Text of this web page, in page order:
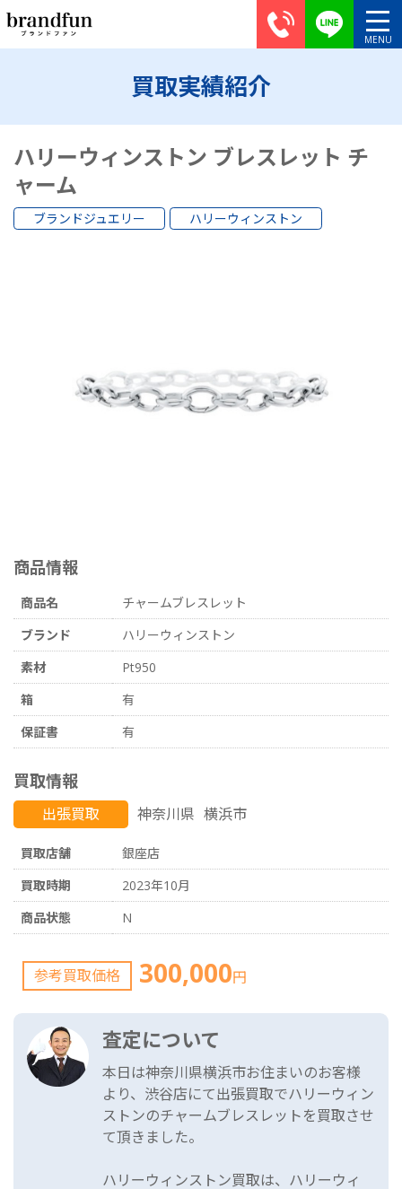
買取実績紹介
ハリーウィンストン ブレスレット チ
ャーム
ブランドジュエリー ハリーウィンストン
商品情報
商品名
チャームブレスレット
ブランド
ハリーウィンストン
素材
Pt950
箱
有
保証書
有
買取情報
出張買取 神奈川県 横浜市
買取店舗
銀座店
買取時期
2023年10月
商品状態
N
参考買取価格 300,000円
査定について
本日は神奈川県横浜市お住まいのお客様
より、渋谷店にて出張買取でハリーウィン
ストンのチャームブレスレットを買取させ
て頂きました。
ハリーウィンストン買取は、ハリーウィ